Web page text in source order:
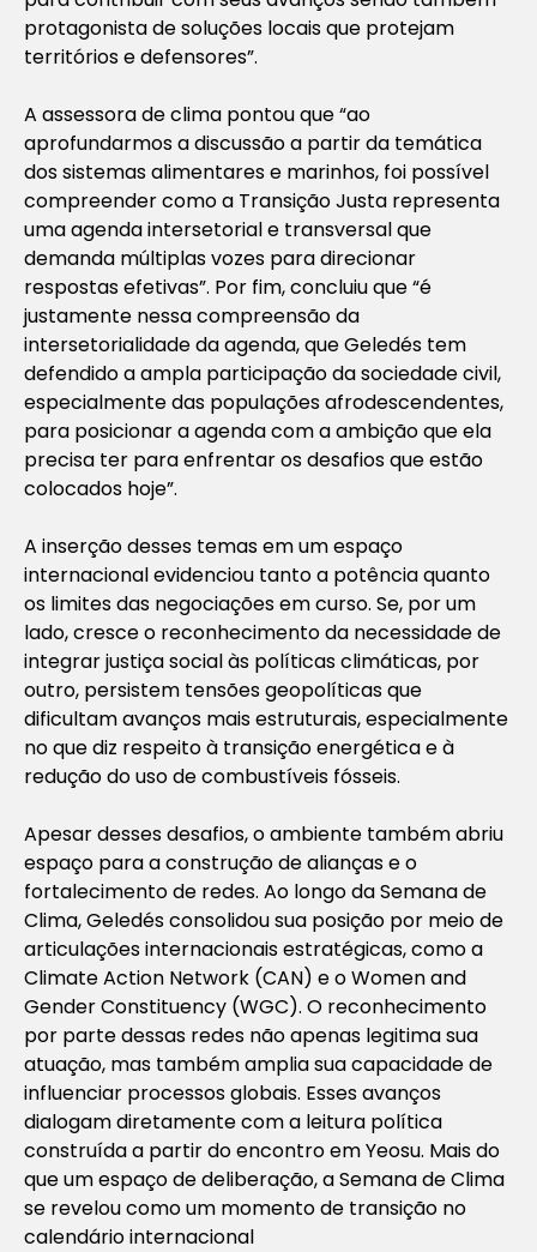
protagonista de soluções locais que protejam
territórios e defensores”.
A assessora de clima pontou que “ao
aprofundarmos a discussão a partir da temática
dos sistemas alimentares e marinhos, foi possível
compreender como a Transição Justa representa
uma agenda intersetorial e transversal que
demanda múltiplas vozes para direcionar
respostas efetivas”. Por fim, concluiu que “é
justamente nessa compreensão da
intersetorialidade da agenda, que Geledés tem
defendido a ampla participação da sociedade civil,
especialmente das populações afrodescendentes,
para posicionar a agenda com a ambição que ela
precisa ter para enfrentar os desafios que estão
colocados hoje”.
A inserção desses temas em um espaço
internacional evidenciou tanto a potência quanto
os limites das negociações em curso. Se, por um
lado, cresce o reconhecimento da necessidade de
integrar justiça social às políticas climáticas, por
outro, persistem tensões geopolíticas que
dificultam avanços mais estruturais, especialmente
no que diz respeito à transição energética e à
redução do uso de combustíveis fósseis.
Apesar desses desafios, o ambiente também abriu
espaço para a construção de alianças e o
fortalecimento de redes. Ao longo da Semana de
Clima, Geledés consolidou sua posição por meio de
articulações internacionais estratégicas, como a
Climate Action Network (CAN) e o Women and
Gender Constituency (WGC). O reconhecimento
por parte dessas redes não apenas legitima sua
atuação, mas também amplia sua capacidade de
influenciar processos globais. Esses avanços
dialogam diretamente com a leitura política
construída a partir do encontro em Yeosu. Mais do
que um espaço de deliberação, a Semana de Clima
se revelou como um momento de transição no
calendário internacional